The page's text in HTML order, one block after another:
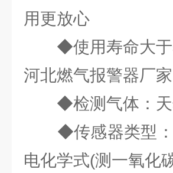
用更放心
◆使用寿命大于
河北燃气报警器
◆检测气体：天
◆传感器类型：
电化学式(测一氧化